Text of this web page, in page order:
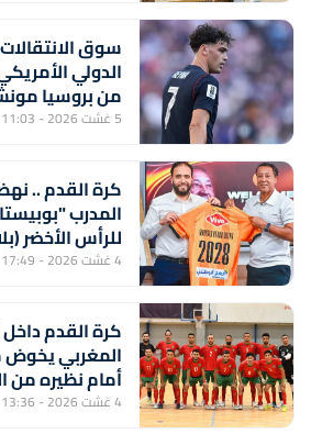
سوق
الدولي
من بروسيا
5 غشت 2026 - 11:03
كرة القدم ..
المدرب
للرأس الأخضر
4 غشت 2026 - 17:49
كرة القدم
المغربي يخوض
أمام نظيره من
4 غشت 2026 - 13:36